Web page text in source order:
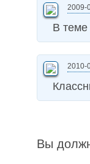
2009-
В
2010-
Вы